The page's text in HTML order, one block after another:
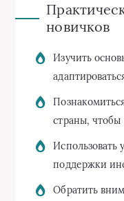
новичков
Изучить
страны, чтобы
Использовать
поддержки
Обратить